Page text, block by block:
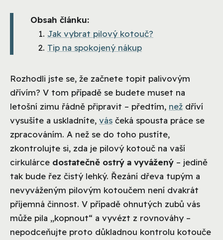
Obsah článku:
Jak vybrat pilový kotouč?
Tip na spokojený nákup
Rozhodli jste se, že začnete topit palivovým
dřívím? V tom případě se budete muset na
letošní zimu řádně připravit – předtím, než dříví
vysušíte a uskladníte, vás čeká spousta práce se
zpracováním. A než se do toho pustíte,
zkontrolujte si, zda je pilový kotouč na vaší
cirkulárce dostatečně ostrý a vyvážený – jedině
tak bude řez čistý lehký. Řezání dřeva tupým a
nevyváženým pilovým kotoučem není dvakrát
příjemná činnost. V případě ohnutých zubů vás
může pila „kopnout“ a vyvézt z rovnováhy –
nepodceňujte proto důkladnou kontrolu kotouče